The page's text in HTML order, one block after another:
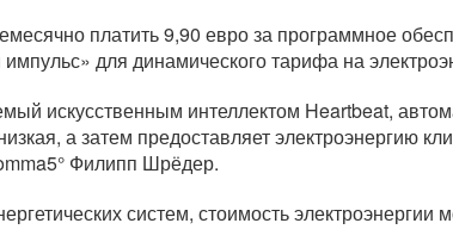
платить 9,90 евро за программное
для динамического тарифа на
искусственным интеллектом Heartbeat,
а затем предоставляет электроэнергию
Филипп Шрёдер.
систем, стоимость электроэнергии